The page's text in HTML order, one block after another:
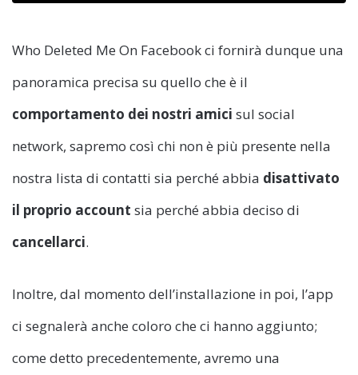
Who Deleted Me On Facebook ci fornirà dunque una
panoramica precisa su quello che è il
comportamento dei nostri amici sul social
network, sapremo così chi non è più presente nella
nostra lista di contatti sia perché abbia disattivato
il proprio account sia perché abbia deciso di
cancellarci.
Inoltre, dal momento dell’installazione in poi, l’app
ci segnalerà anche coloro che ci hanno aggiunto;
come detto precedentemente, avremo una